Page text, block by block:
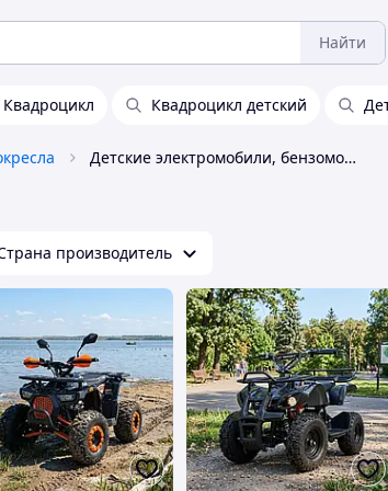
Найти
Квадроцикл Квадроцикл детский
Детские электромобили, бензомобили Profi
производитель